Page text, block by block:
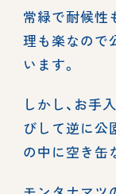
常緑で耐候性
理も楽なので
います。
しかし、お手
びして逆に公
の中に空き缶